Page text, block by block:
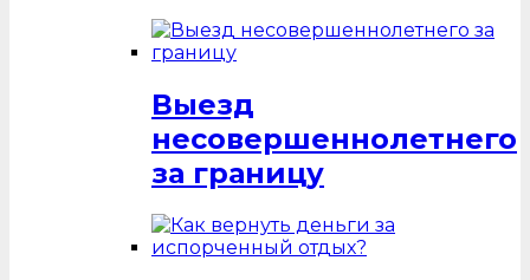
Выезд
несовершеннолетнего
за границу